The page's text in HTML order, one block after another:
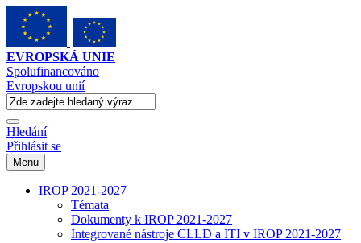
EVROPSKÁ UNIE
Spolufinancováno
Evropskou unií
Hledání
Přihlásit se
Menu
IROP 2021-2027
Témata
Dokumenty k IROP 2021-2027
Integrované nástroje CLLD a ITI v IROP 2021-2027